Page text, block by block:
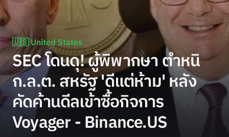
🇺🇸 United States
SEC โดนดุ! ผู้พิพากษา ตำหนิ
ก.ล.ต. สหรัฐ 'ดีแต่ห้าม' หลัง
คัดค้านดีลเข้าซื้อกิจการ
Voyager - Binance.US